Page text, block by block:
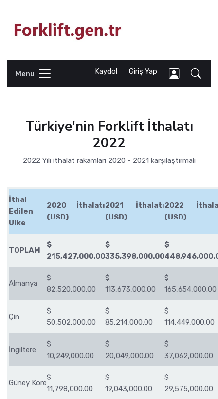
Menu Kaydol Giriş Yap
Türkiye'nin Forklift İthalatı
2022
2022 Yılı ithalat rakamları 2020 - 2021 karşılaştırmalı
İthal
Edilen
Ülke
2020 İthalatı
(USD)
2021 İthalatı
(USD)
2022
(USD)
TOPLAM
$
215,427,000.00
$
335,398,000.00
$
Almanya
$
82,520,000.00
$
113,673,000.00
$
165,654,000.00
Çin
$
50,502,000.00
$
85,214,000.00
$
114,449,000.00
İngiltere
$
10,249,000.00
$
20,049,000.00
$
37,062,000.00
Güney Kore
$
11,798,000.00
$
19,043,000.00
$
29,575,000.00